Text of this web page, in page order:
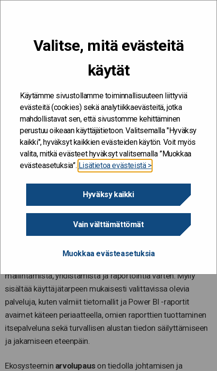
Valitse, mitä evästeitä
käytät
Käytämme sivustollamme toiminnallisuuteen liittyviä
evästeitä (cookies) sekä analytiikkaevästeitä, jotka
mahdollistavat sen, että sivustomme kehittäminen
perustuu oikeaan käyttäjätietoon. Valitsemalla "Hyväksy
kaikki", hyväksyt kaikkien evästeiden käytön. Voit myös
valita, mitkä evästeet hyväksyt valitsemalla ”Muokkaa
evästeasetuksia”. Lisätietoa evästeistä >
Hyväksy kaikki
Vain välttämättömät
Muokkaa evästeasetuksia
Kehitän ja kehityn #töissäSuomelle
Ekosysteemit/Case-kuvaukset
Myllyn ekosysteemin kehittäminen
Tietoalusta Myllyn
ekosysteemin
kehittäminen
Mylly on pilvipohjainen tiedolla johtamisen sovellusalusta,
jonka avulla eri lähdejärjestelmistä tuotua tietoa
hallinnoidaan, ylläpidetään ja jaetaan eteenpäin. Mylly
mallintamista, yhdistämistä ja raportointia varten. Mylly
sisältää käyttäjätarpeen mukaisesti valittavissa olevia
palveluja, kuten valmiit tietomallit ja Power BI -raportit
avaimet käteen periaatteella, omien raporttien tuottaminen
itsepalveluna sekä turvallisen alustan tiedon säilyttämiseen
ja jakamiseen eteenpäin.
Ekosysteemin arvolupauson tiedolla johtamisen ja